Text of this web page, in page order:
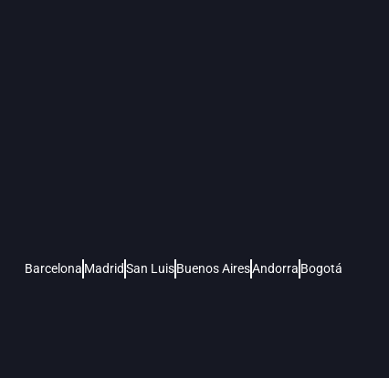
Barcelona MadridSan Luis Buenos AiresAndorra Bogotá